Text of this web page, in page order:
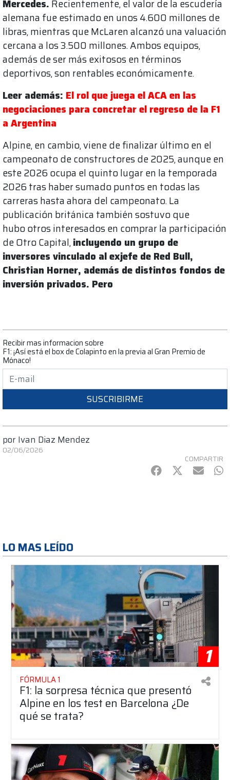
Mercedes. Recientemente, el valor de la escudería
alemana fue estimado en unos 4.600 millones de
libras, mientras que McLaren alcanzó una valuación
cercana a los 3.500 millones. Ambos equipos,
además de ser más exitosos en términos
deportivos, son rentables económicamente.
Leer además: El rol que juega el ACA en las
negociaciones para concretar el regreso de la F1
a Argentina
Alpine, en cambio, viene de finalizar último en el
campeonato de constructores de 2025, aunque en
este 2026 ocupa el quinto lugar en la temporada
2026 tras haber sumado puntos en todas las
carreras hasta ahora del campeonato. La
publicación británica también sostuvo que
hubo otros interesados en comprar la participación
de Otro Capital,incluyendo un grupo de
inversores vinculado al exjefe de Red Bull,
Christian Horner, además de distintos fondos de
inversión privados. Pero
Recibir mas informacion sobre
F1: ¡Así está el box de Colapinto en la previa al Gran Premio de
Mónaco!
SUSCRIBIRME
por Ivan Diaz Mendez
02/06/2026
COMPARTIR
Facebook
Twitter
mail
LO MAS LEÍDO
1
FÓRMULA 1
F1: la sorpresa técnica que presentó
Alpine en los test en Barcelona ¿De
qué se trata?